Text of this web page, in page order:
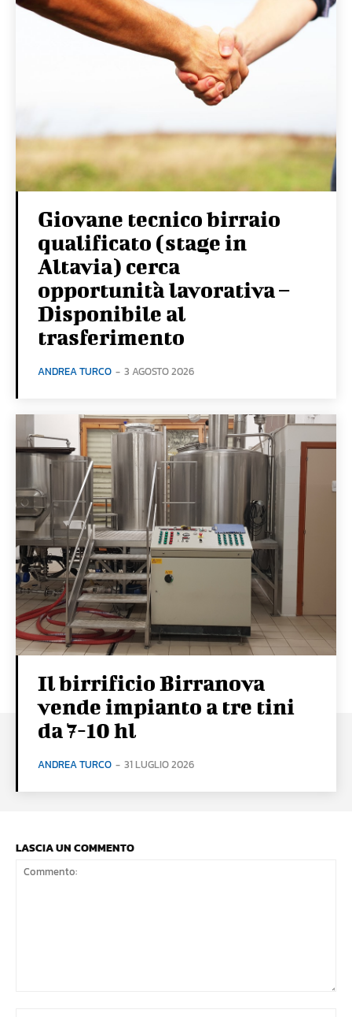
Giovane tecnico birraio
qualificato (stage in
Altavia) cerca
opportunità lavorativa –
Disponibile al
trasferimento
ANDREA TURCO - 3 AGOSTO 2026
Il birrificio Birranova
vende impianto a tre tini
da 7-10 hl
ANDREA TURCO - 31 LUGLIO 2026
LASCIA UN COMMENTO